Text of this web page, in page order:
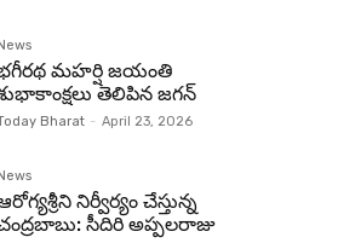
మహర్షి జయంతి
తెలిపిన జగన్‌
Bharat - April 23, 2026
నిర్వీర్యం చేస్తున్న
సీదిరి అప్పలరాజు